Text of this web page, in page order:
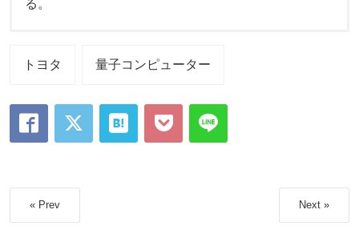
る。
トヨタ 量子コンピューター
« Prev Next »